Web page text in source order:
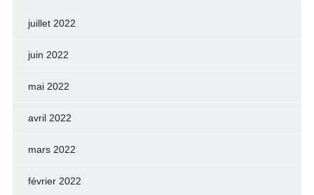
juillet 2022
juin 2022
mai 2022
avril 2022
mars 2022
février 2022